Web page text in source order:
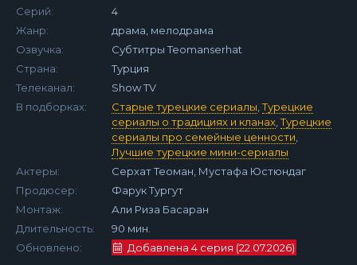
Серий:
4
Жанр:
драма, мелодрама
Озвучка:
Субтитры Teomanserhat
Страна:
Турция
Телеканал:
Show TV
В подборках:
Старые турецкие сериалы ,Турецкие
сериалы о традициях и кланах ,Турецкие
сериалы про семейные ценности
Лучшие турецкие мини-сериалы
Актеры:
Серхат Теоман, Мустафа Юстюндаг
Продюсер:
Фарук Тургут
Монтаж:
Али Риза Басаран
Длительность:
90 мин.
Обновлено:
Добавлена 4 серия (22.07.2026)